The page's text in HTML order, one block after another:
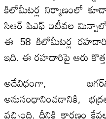
కిలోమీటర్ల నిర్మాణంలో
సిఆర్ పిఎఫ్ ఇటీవల మిన్పాలో
ఈ 58 కిలోమీటర్ల
ఇది. ఈ రహదారిపై ఆరు కొత్త
అదేవిధంగా,
అనుసంధానించడానికి,
వచ్చింది. దీనికి కారణం